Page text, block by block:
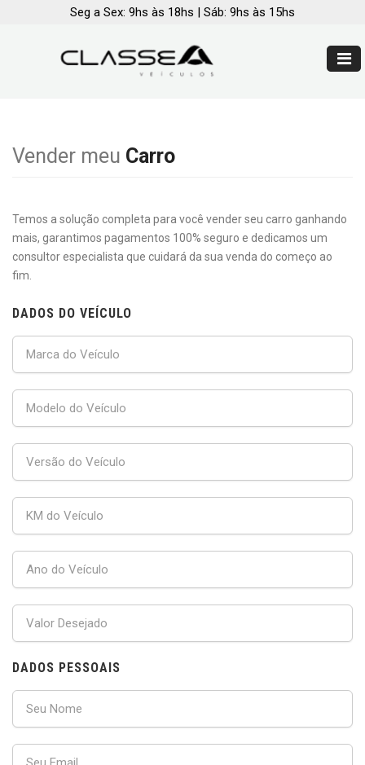
Seg a Sex: 9hs às 18hs | Sáb: 9hs às 15hs
Vender meu Carro
Temos a solução completa para você vender seu carro ganhando
mais, garantimos pagamentos 100% seguro e dedicamos um
consultor especialista que cuidará da sua venda do começo ao
fim.
DADOS DO VEÍCULO
DADOS PESSOAIS